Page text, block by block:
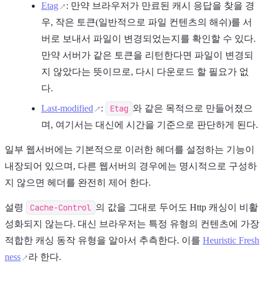
Etag
: 만약 브라우저가 만료된 캐시 응답을 찾을 경
우, 작은 토큰(일반적으로 파일 컨텐츠의 해쉬)를 서
버로 보내서 파일이 변경되었는지를 확인할 수 있다.
만약 서버가 같은 토큰을 리턴한다면 파일이 변경되
지 않았다는 뜻이므로, 다시 다운로드 할 필요가 없
다.
Last-modified
: Etag 와 같은 목적으로 만들어졌으
며, 여기서는 대신에 시간을 기준으로 판단하게 된다.
일부 웹서버에는 기본적으로 이러한 헤더를 설정하는 기능이
내장되어 있으며, 다른 웹서버의 경우에는 명시적으로 구성하
지 않으면 헤더를 완전히 제어 한다.
설령 Cache-Control 의 값을 그대로 두어도 Http 캐싱이 비활
성화되지 않는다. 대신 브라우저는 특정 유형의 컨텐츠에 가장
적합한 캐싱 동작 유형을 알아서 추측한다. 이를 Heuristic Fresh
ness
라 한다.